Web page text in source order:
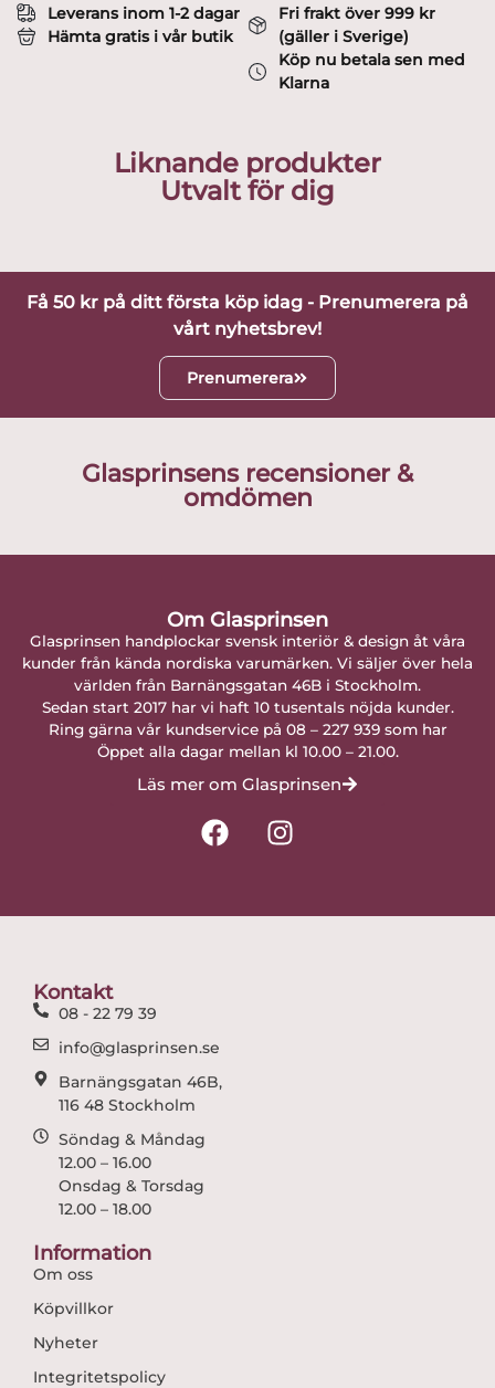
Leverans inom 1-2 dagar
Hämta gratis i vår butik
Fri frakt över 999 kr
(gäller i Sverige)
Köp nu betala sen med
Klarna
Liknande produkter
Utvalt för dig
Få 50 kr på ditt första köp idag - Prenumerera på
vårt nyhetsbrev!
Prenumerera
Glasprinsens recensioner &
omdömen
Om Glasprinsen
Glasprinsen handplockar svensk interiör & design åt våra
kunder från kända nordiska varumärken. Vi säljer över hela
världen från Barnängsgatan 46B i Stockholm.
Sedan start 2017 har vi haft 10 tusentals nöjda kunder.
Ring gärna vår kundservice på 08 – 227 939 som har
Öppet alla dagar mellan kl 10.00 – 21.00.
Läs mer om Glasprinsen
F
a
I
n
Kontakt
08 - 22 79 39
info@glasprinsen.se
Barnängsgatan 46B,
116 48 Stockholm
Söndag & Måndag
12.00 – 16.00
Onsdag & Torsdag
12.00 – 18.00
Information
Om oss
Köpvillkor
Nyheter
Integritetspolicy